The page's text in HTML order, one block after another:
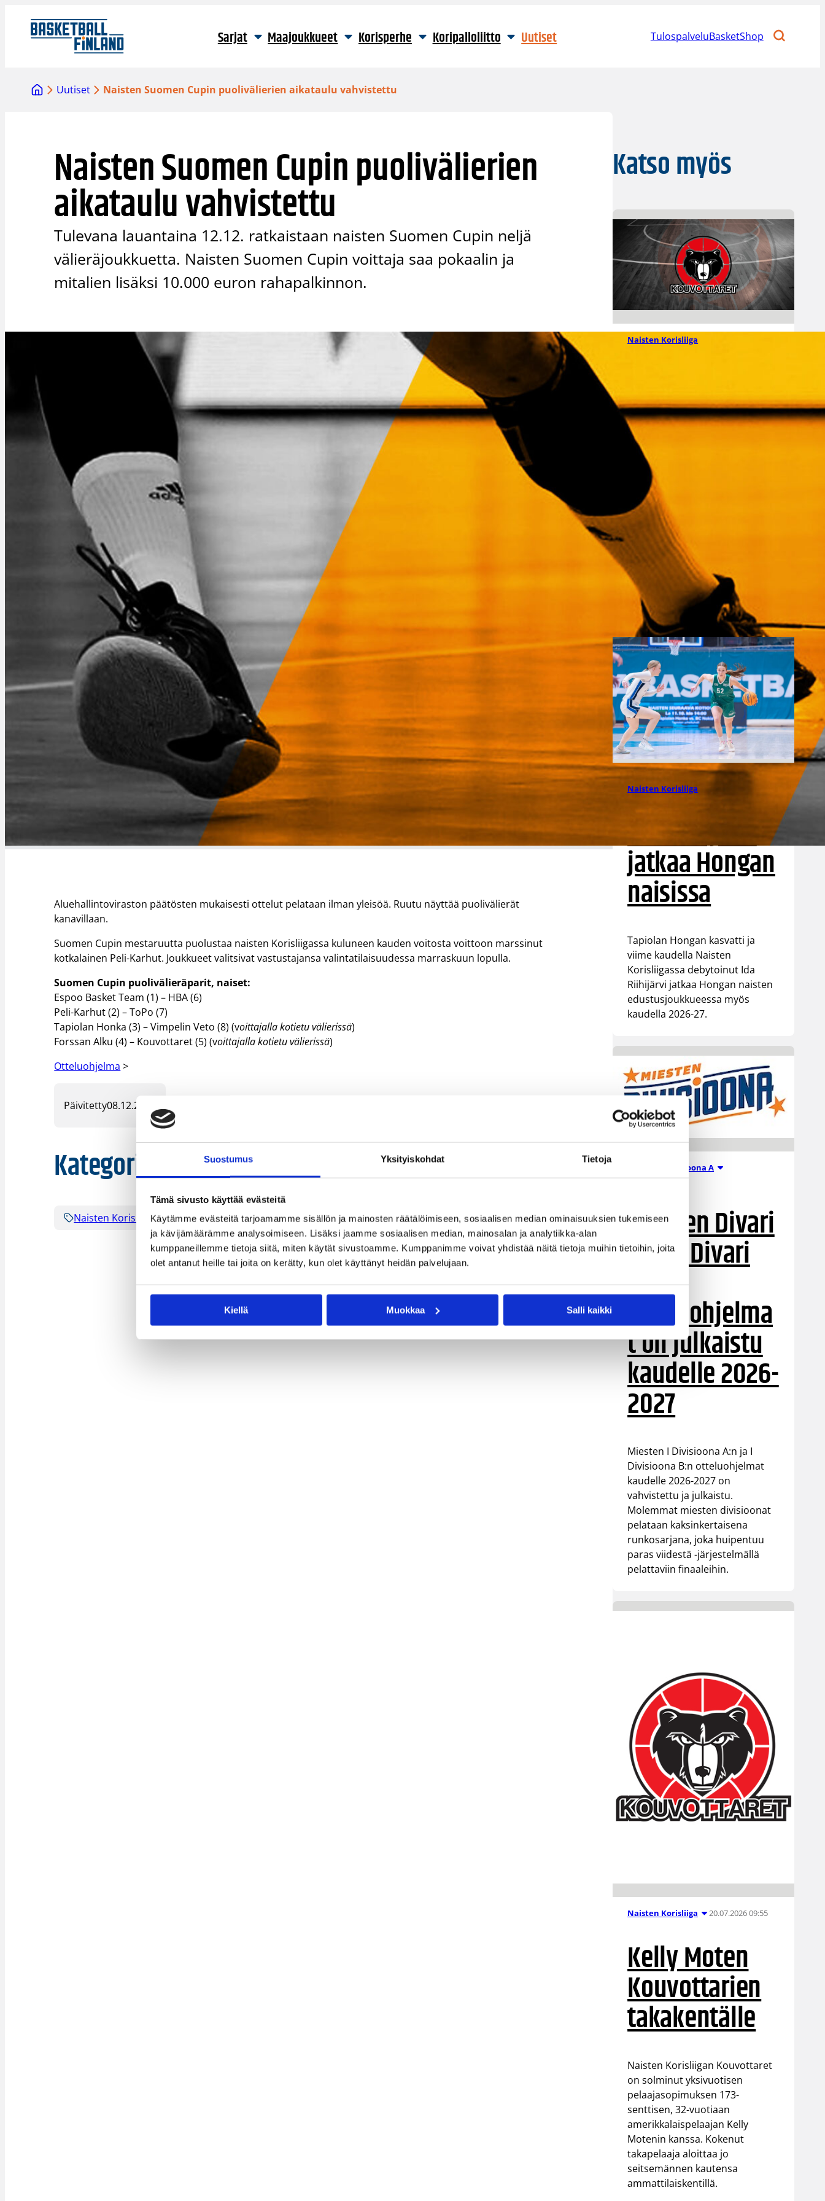
Suostumus Yksityiskohdat Tietoja
Tämä sivusto käyttää evästeitä
Käytämme evästeitä tarjoamamme sisällön ja mainosten räätälöimiseen, sosiaalisen median ominaisuuksien tukemiseen
ja kävijämäärämme analysoimiseen. Lisäksi jaamme sosiaalisen median, mainosalan ja analytiikka-alan
kumppaneillemme tietoja siitä, miten käytät sivustoamme. Kumppanimme voivat yhdistää näitä tietoja muihin tietoihin, joita
olet antanut heille tai joita on kerätty, kun olet käyttänyt heidän palvelujaan.
Kiellä Muokkaa Salli kaikki
sisältöön
Sarjat Maajoukkueet Korisperhe Koripalloliitto Uutiset TulospalveluBasketShop
Uutiset Naisten Suomen Cupin puolivälierien aikataulu vahvistettu
Naisten Suomen Cupin puolivälierien
aikataulu vahvistettu
Tulevana lauantaina 12.12. ratkaistaan naisten Suomen Cupin neljä
välieräjoukkuetta. Naisten Suomen Cupin voittaja saa pokaalin ja
mitalien lisäksi 10.000 euron rahapalkinnon.
Aluehallintoviraston päätösten mukaisesti ottelut pelataan ilman yleisöä. Ruutu näyttää puolivälierät
kanavillaan.
Suomen Cupin mestaruutta puolustaa naisten Korisliigassa kuluneen kauden voitosta voittoon marssinut
kotkalainen Peli-Karhut. Joukkueet valitsivat vastustajansa valintatilaisuudessa marraskuun lopulla.
Suomen Cupin puolivälieräparit, naiset:
Espoo Basket Team (1) – HBA (6)
Peli-Karhut (2) – ToPo (7)
Tapiolan Honka (3) – Vimpelin Veto (8) (voittajallakotietu välierissä)
Forssan Alku (4) – Kouvottaret (5) (voittajallakotietu välierissä)
Otteluohjelma >
Päivitetty08.12.2020
Kategoriat
Naisten Korisliiga Sarjat Suomen Cup
Katso myös
Naisten Korisliiga
Emmanuel
vahvistamaan
Kouvottaria
Kouvottaret on solminut 1-
vuotisen pelaajasopimuksen
amerikkalaispelaaja Ayana
Emmanuelin kanssa. 25-vuotias
takapelaaja aloittaa neljännen
kautensa ammattilaiskentillä.
Naisten Korisliiga 27.07.2026 12:09
Ida Riihijärvi
jatkaa Hongan
naisissa
Tapiolan Hongan kasvatti ja
viime kaudella Naisten
Korisliigassa debytoinut Ida
Riihijärvi jatkaa Hongan naisten
edustusjoukkueessa myös
kaudella 2026-27.
Miesten I divisioona A
21.07.2026 07:12
Miesten Divari
A:n ja Divari
B:n
otteluohjelma
t on julkaistu
kaudelle 2026-
2027
Miesten I Divisioona A:n ja I
Divisioona B:n otteluohjelmat
kaudelle 2026-2027 on
vahvistettu ja julkaistu.
Molemmat miesten divisioonat
pelataan kaksinkertaisena
runkosarjana, joka huipentuu
paras viidestä -järjestelmällä
pelattaviin finaaleihin.
Naisten Korisliiga 20.07.2026 09:55
Kelly Moten
Kouvottarien
takakentälle
Naisten Korisliigan Kouvottaret
on solminut yksivuotisen
pelaajasopimuksen 173-
senttisen, 32-vuotiaan
amerikkalaispelaajan Kelly
Motenin kanssa. Kokenut
takapelaaja aloittaa jo
seitsemännen kautensa
ammattilaiskentillä.